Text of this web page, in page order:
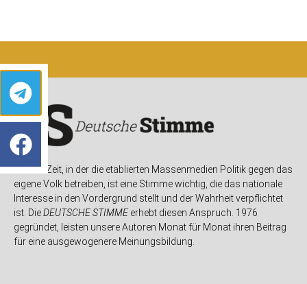
In einer Zeit, in der die etablierten Massenmedien Politik gegen das
eigene Volk betreiben, ist eine Stimme wichtig, die das nationale
Interesse in den Vordergrund stellt und der Wahrheit verpflichtet
ist. DieDEUTSCHE STIMMEerhebt diesen Anspruch. 1976
gegründet, leisten unsere Autoren Monat für Monat ihren Beitrag
für eine ausgewogenere Meinungsbildung.